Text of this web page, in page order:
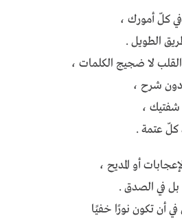
كلّ أمورك ،
الطويل .
لا ضجيج الكلمات ،
شرح ،
،
كلّ عتمة .
أو المديح ،
بل في الصدق .
أن تكون نورًا خفيًا